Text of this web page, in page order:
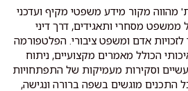
מהווה מקור מידע משפטי מקיף ועדכני
מסחרי ותאגידים, דרך דיני
לזכויות אדם ומשפט ציבורי. הפלטפורמה
הכולל מאמרים מקצועיים, ניתוח
וסקירות מעמיקות של התפתחויות
התכנים מוגשים בשפה ברורה ונגישה,